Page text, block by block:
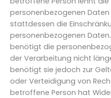
personenbezogenen
stattdessen die
personenbezogenen
benötigt die
der Verarbeitung nicht
benötigt sie jedoch zur
oder Verteidigung von
betroffene Person hat